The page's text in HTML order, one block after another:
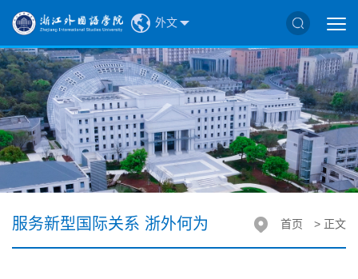
外文
服务新型国际关系 浙外何为 首页 > 正文